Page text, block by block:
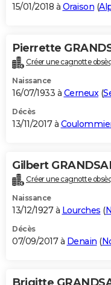
15/01/2018 à Oraison (
Pierrette
Créer une cagnotte
Naissance
16/07/1933 à Cerneux(
Décès
13/11/2017 à
Gilbert
Créer une cagnotte
Naissance
13/12/1927 à Lourches (
Décès
07/09/2017 à Denain (